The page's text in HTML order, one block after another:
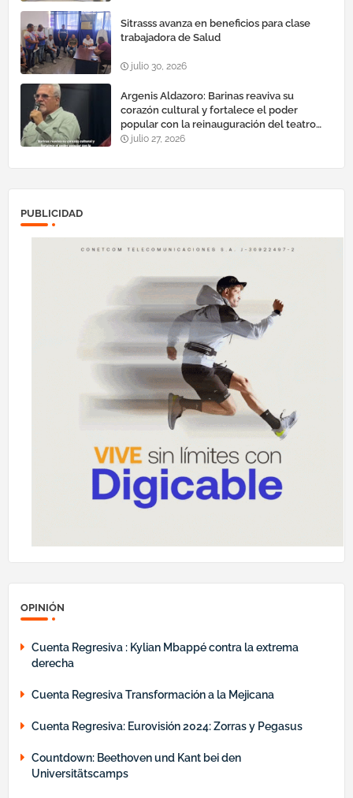
Sitrasss avanza en beneficios para clase
trabajadora de Salud
julio 30, 2026
Argenis Aldazoro: Barinas reaviva su
corazón cultural y fortalece el poder
popular con la reinauguración del teatro
esteban ruiz guevara
julio 27, 2026
PUBLICIDAD
OPINIÓN
Cuenta Regresiva : Kylian Mbappé contra la extrema
derecha
Cuenta Regresiva Transformación a la Mejicana
Cuenta Regresiva: Eurovisión 2024: Zorras y Pegasus
Countdown: Beethoven und Kant bei den
Universitätscamps